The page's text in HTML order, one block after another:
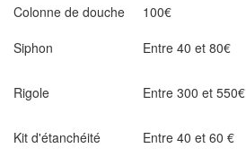
Colonne de douche
100€
Siphon
Entre 40 et 80€
Rigole
Entre 300 et 550€
Kit d'étanchéité
Entre 40 et 60 €